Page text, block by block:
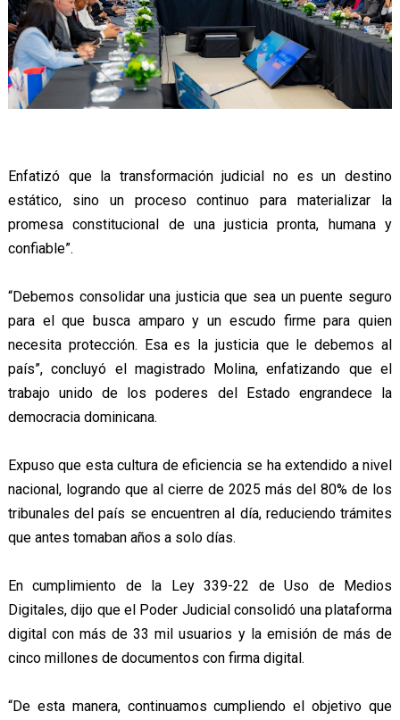
Enfatizó que la transformación judicial no es un destino
estático, sino un proceso continuo para materializar la
promesa constitucional de una justicia pronta, humana y
confiable”.
“Debemos consolidar una justicia que sea un puente seguro
para el que busca amparo y un escudo firme para quien
necesita protección. Esa es la justicia que le debemos al
país”, concluyó el magistrado Molina, enfatizando que el
trabajo unido de los poderes del Estado engrandece la
democracia dominicana.
Expuso que esta cultura de eficiencia se ha extendido a nivel
nacional, logrando que al cierre de 2025 más del 80% de los
tribunales del país se encuentren al día, reduciendo trámites
que antes tomaban años a solo días.
En cumplimiento de la Ley 339-22 de Uso de Medios
Digitales, dijo que el Poder Judicial consolidó una plataforma
digital con más de 33 mil usuarios y la emisión de más de
cinco millones de documentos con firma digital.
“De esta manera, continuamos cumpliendo el objetivo que